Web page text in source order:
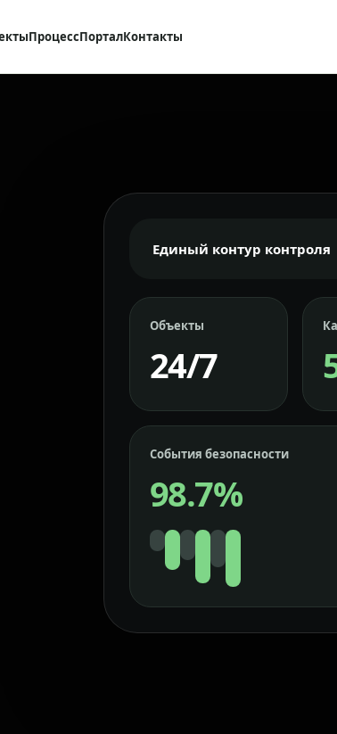
ПроцессПорталКонтакты
Единый контур контроля
Объекты
24/7
События безопасности
98.7%